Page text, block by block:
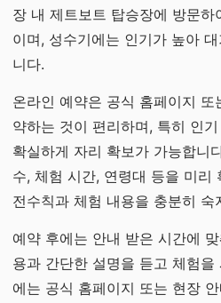
장 내 제트보트 탑승장에 방문
이며, 성수기에는 인기가 높아
니다.
온라인 예약은 공식 홈페이지
약하는 것이 편리하며, 특히 인
확실하게 자리 확보가 가능합니
수, 체험 시간, 연령대 등을 미리
전수칙과 체험 내용을 충분히 숙
예약 후에는 안내 받은 시간에
용과 간단한 설명을 듣고 체험을
에는 공식 홈페이지 또는 현장